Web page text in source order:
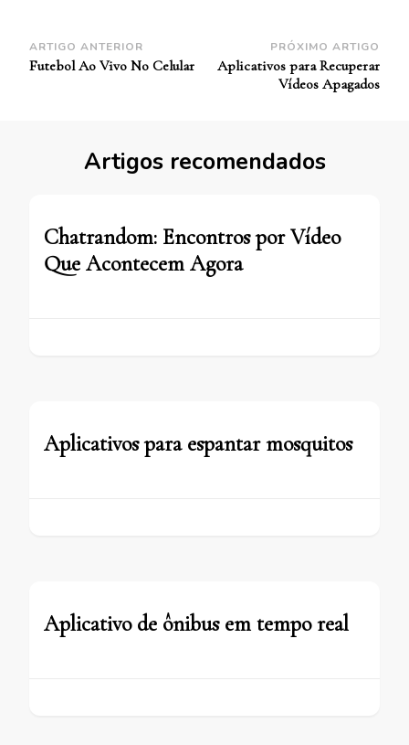
Navegação
de
ARTIGO ANTERIOR
Futebol Ao Vivo No Celular
PRÓXIMO ARTIGO
Aplicativos para Recuperar
Vídeos Apagados
Artigos recomendados
Chatrandom: Encontros por Vídeo
Que Acontecem Agora
Aplicativos para espantar mosquitos
Aplicativo de ônibus em tempo real